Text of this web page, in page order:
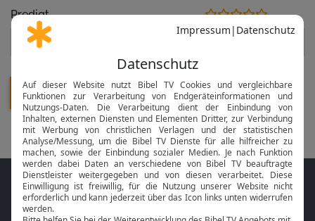
Predigt
Folge MeinGottesdienst.com auf den
Sozialen Medien